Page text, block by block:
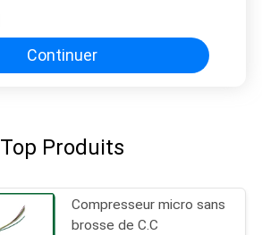
Continuer
Top Produits
Compresseur micro sans
brosse de C.C